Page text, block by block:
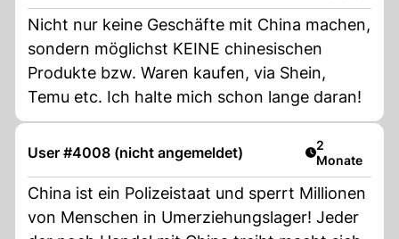
Nicht nur keine Geschäfte mit China machen,
sondern möglichst KEINE chinesischen
Produkte bzw. Waren kaufen, via Shein,
Temu etc. Ich halte mich schon lange daran!
User #4008 (nicht angemeldet) Artikel
2
Monate
China ist ein Polizeistaat und sperrt Millionen
von Menschen in Umerziehungslager! Jeder